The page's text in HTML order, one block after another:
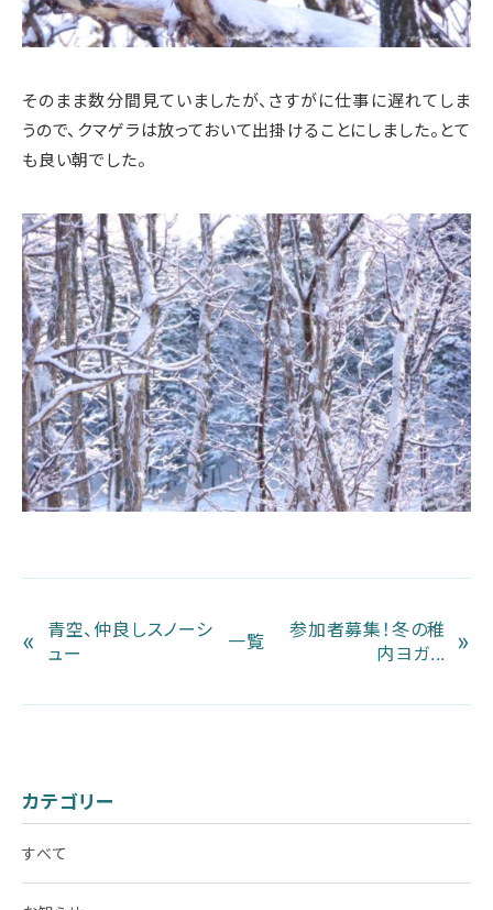
そのまま数分間見ていましたが、さすがに仕事に遅れてしま
うので、クマゲラは放っておいて出掛けることにしました。とて
も良い朝でした。
«
青空、仲良しスノーシ
ュー
一覧
参加者募集！冬の稚
内ヨガ...
»
カテゴリー
すべて